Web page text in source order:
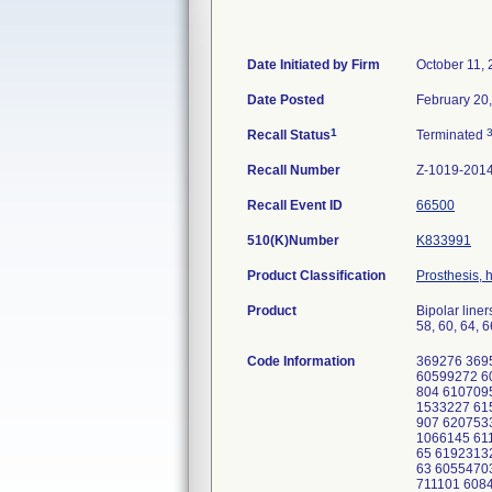
Date Initiated by Firm October 11,
Date Posted February
Recall Status1 Terminated 3
Recall Number Z-1019-
Recall Event ID 66500
510(K)Number K833991
Product Classification Prosthesis,
Product
Bipolar
58, 60, 64,
Code Information 369276 369524 60291473 60310301 60342024 60357090 60399558 60425903 60452829 60558758 60570479 60584084 60590812 60599272 60611906 60620113 60657785 60682169 60687824 60708283 60711104 60821371 60841560 60907093 60984963 61022804 61070950 61077603 61134756 61154119 61175581 61209547 61228859 61270001 61287201 61368475 61368477 61530412 61533227 61533467 61692052 61732327 61774928 61783774 61824402 61870194 61873807 61879216 61910402 61977973 62063907 62075334 62106829 62146121 62150826 62240863 62291985 60563149 60566878 60600179 60630361 60815719 60828775 61066145 61144414 61162703 61213636 61261189 61313751 61408337 61461416 61504803 61522363 61756178 61783396 61847265 61923132 61998438 62133204 62298309 369341 370194 60222129 60353227 60368431 60373709 60399559 60466343 60507563 60554703 60579220 60584085 60599273 60623449 60656522 60661145 60662839 60687825 60708286 60709627